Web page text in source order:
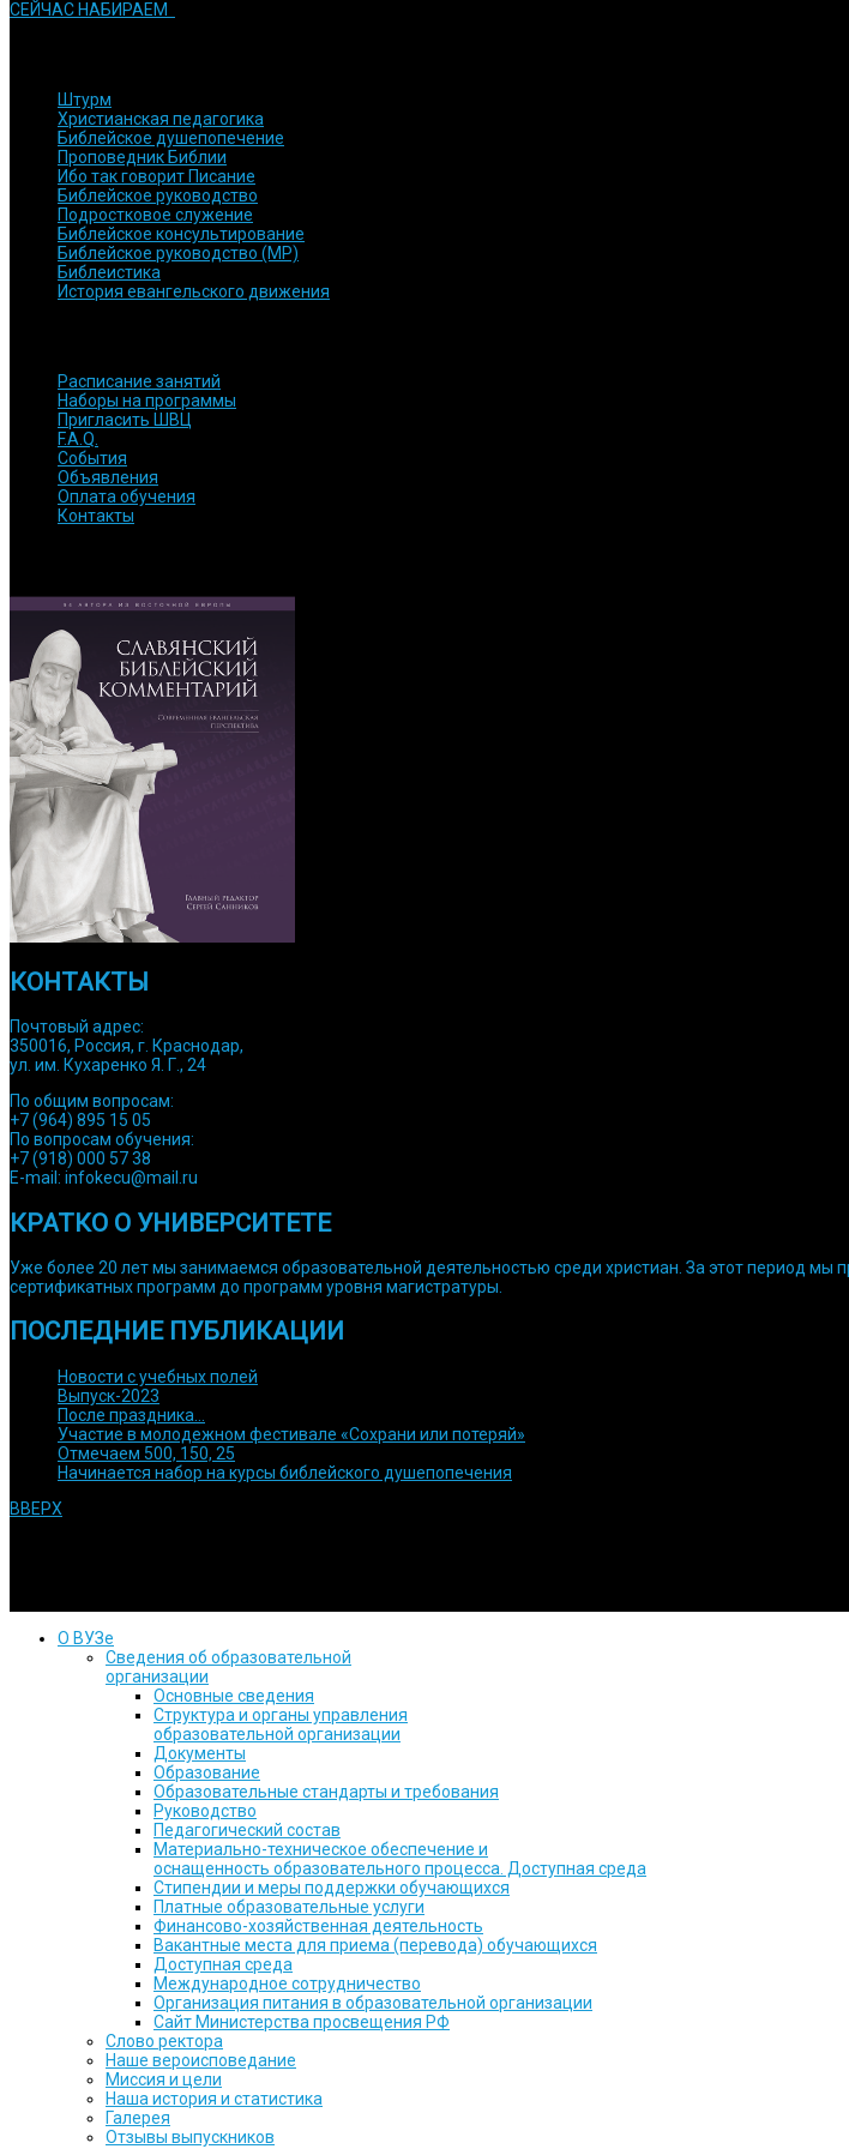
СЕЙЧАС НАБИРАЕМ
Штурм
Христианская педагогика
Библейское душепопечение
Проповедник Библии
Ибо так говорит Писание
Библейское руководство
Подростковое служение
Библейское консультирование
Библейское руководство (МР)
Библеистика
История евангельского движения
Расписание занятий
Наборы на программы
Пригласить ШВЦ
F.A.Q.
События
Объявления
Оплата обучения
Контакты
КОНТАКТЫ
Почтовый адрес:
350016, Россия, г. Краснодар,
ул. им. Кухаренко Я. Г., 24
По общим вопросам:
+7 (964) 895 15 05
По вопросам обучения:
+7 (918) 000 57 38
E-mail: infokecu@mail.ru
КРАТКО О УНИВЕРСИТЕТЕ
Уже более 20 лет мы занимаемся образовательной деятельностью среди христиан. За этот период мы
сертификатных программ до программ уровня магистратуры.
ПОСЛЕДНИЕ ПУБЛИКАЦИИ
Новости с учебных полей
Выпуск-2023
После праздника…
Участие в молодежном фестивале «Сохрани или потеряй»
Отмечаем 500, 150, 25
Начинается набор на курсы библейского душепопечения
ВВЕРХ
О ВУЗе
Сведения об образовательной
организации
Основные сведения
Структура и органы управления
образовательной организации
Документы
Образование
Образовательные стандарты и требования
Руководство
Педагогический состав
Материально-техническое обеспечение и
оснащенность образовательного процесса. Доступная среда
Стипендии и меры поддержки обучающихся
Платные образовательные услуги
Финансово-хозяйственная деятельность
Вакантные места для приема (перевода) обучающихся
Доступная среда
Международное сотрудничество
Организация питания в образовательной организации
Сайт Министерства просвещения РФ
Слово ректора
Наше вероисповедание
Миссия и цели
Наша история и статистика
Галерея
Отзывы выпускников